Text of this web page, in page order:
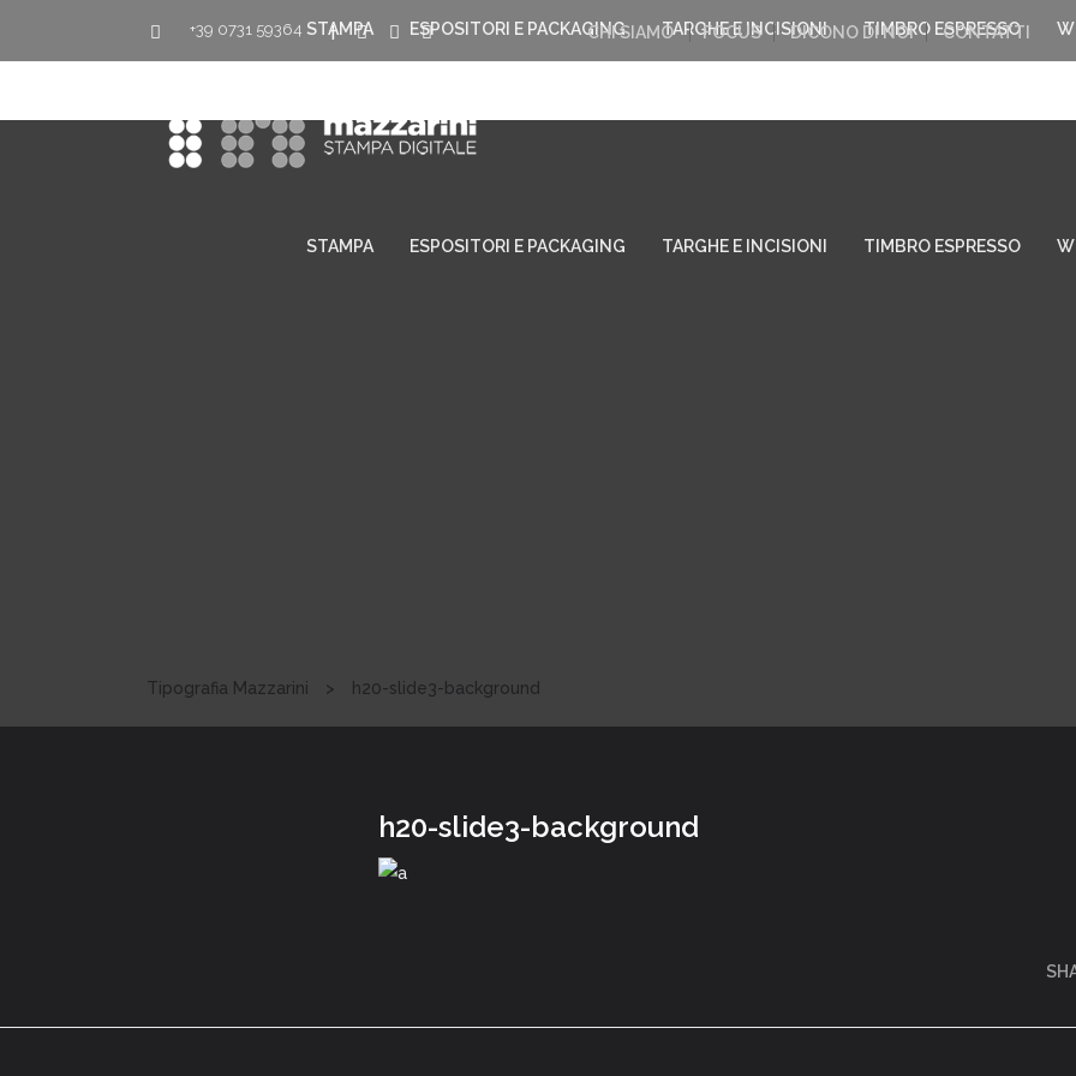
+39 0731 59364 | CHI SIAMO FOCUS DICONO DI NOI CONTATTI
STAMPA ESPOSITORI E PACKAGING TARGHE E INCISIONI TIMBRO ESPRESSO
STAMPA ESPOSITORI E PACKAGING TARGHE E INCISIONI TIMBRO ESPRESSO
Tipografia Mazzarini > h20-slide3-background
h20-slide3-background